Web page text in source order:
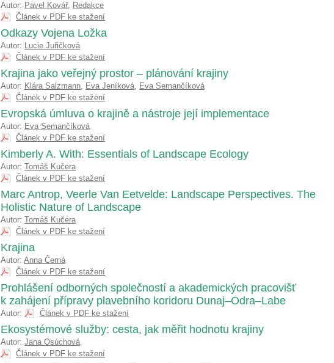
Autor: Pavel Kovář, Redakce
Článek v PDF ke stažení
Odkazy Vojena Ložka
Autor: Lucie Juřičková
Článek v PDF ke stažení
Krajina jako veřejný prostor – plánování krajiny
Autor: Klára Salzmann, Eva Jeníková, Eva Semančíková
Článek v PDF ke stažení
Evropská úmluva o krajině a nástroje její implementace
Autor: Eva Semančíková
Článek v PDF ke stažení
Kimberly A. With: Essentials of Landscape Ecology
Autor: Tomáš Kučera
Článek v PDF ke stažení
Marc Antrop, Veerle Van Eetvelde: Landscape Perspectives. The
Holistic Nature of Landscape
Autor: Tomáš Kučera
Článek v PDF ke stažení
Krajina
Autor: Anna Černá
Článek v PDF ke stažení
Prohlášení odborných společností a akademických pracovišť
k zahájení přípravy plavebního koridoru Dunaj–Odra–Labe
Autor: Článek v PDF ke stažení
Ekosystémové služby: cesta, jak měřit hodnotu krajiny
Autor: Jana Osúchová
Článek v PDF ke stažení